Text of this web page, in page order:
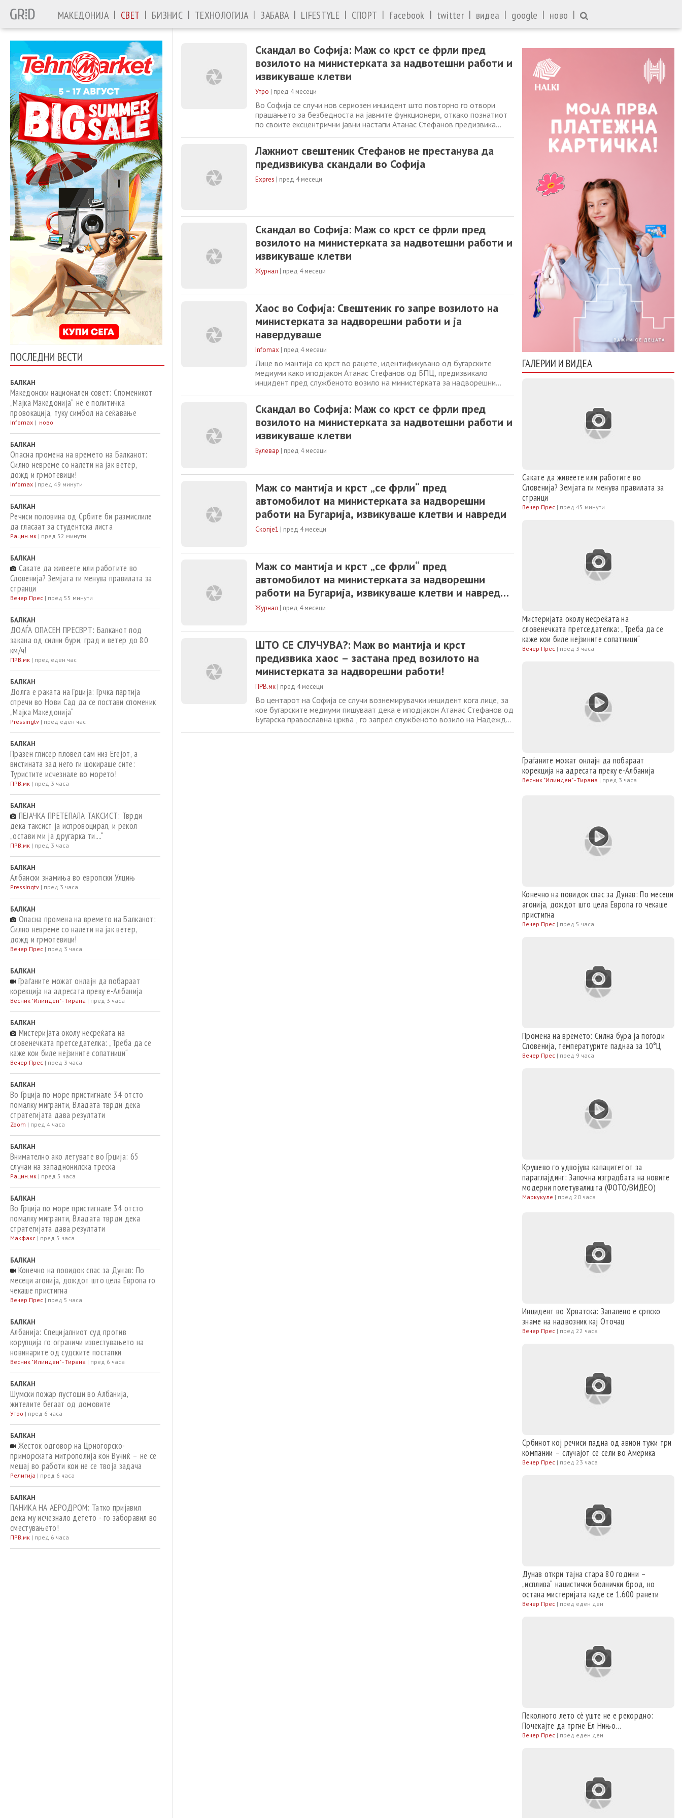
МАКЕДОНИЈА | СВЕТ | БИЗНИС | ТЕХНОЛОГИЈА | ЗАБАВА | LIFESTYLE | СПОРТ | facebook | twitter | видеа | google | ново |
ПОСЛЕДНИ ВЕСТИ
БАЛКАН
Македонски национален совет: Споменикот
„Мајка Македонија“ не е политичка
провокација, туку симбол на сеќавање
Infomax | ново
БАЛКАН
Опасна промена на времето на Балканот:
Силно невреме со налети на јак ветер,
дожд и грмотевици!
Infomax | пред 49 минути
БАЛКАН
Речиси половина од Србите би размислиле
да гласаат за студентска листа
Рацин.мк | пред 52 минути
БАЛКАН
Сакате да живеете или работите во
Словенија? Земјата ги менува правилата за
странци
Вечер Прес | пред 55 минути
БАЛКАН
ДОАЃА ОПАСЕН ПРЕСВРТ: Балканот под
закана од силни бури, град и ветер до 80
км/ч!
ПРВ.мк | пред еден час
БАЛКАН
Долга е раката на Грција: Грчка партија
спречи во Нови Сад да се постави споменик
„Мајка Македонија“
Pressingtv | пред еден час
БАЛКАН
Празен глисер пловел сам низ Егејот, а
вистината зад него ги шокираше сите:
Туристите исчезнале во морето!
ПРВ.мк | пред 3 часа
БАЛКАН
ПЕЈАЧКА ПРЕТЕПАЛА ТАКСИСТ: Тврди
дека таксист ја испровоцирал, и рекол
„остави ми ја другарка ти....“
ПРВ.мк | пред 3 часа
БАЛКАН
Aлбански знамиња во европски Улцињ
Pressingtv | пред 3 часа
БАЛКАН
Опасна промена на времето на Балканот:
Силно невреме со налети на јак ветер,
дожд и грмотевици!
Вечер Прес | пред 3 часа
БАЛКАН
Граѓаните можат онлајн да побараат
корекција на адресата преку е-Албанија
Весник "Илинден" - Тирана | пред 3 часа
БАЛКАН
Мистеријата околу несреќата на
словенечката претседателка: „Треба да се
каже кои биле нејзините сопатници“
Вечер Прес | пред 3 часа
БАЛКАН
Во Грција по море пристигнале 34 отсто
помалку мигранти, Владата тврди дека
стратегијата дава резултати
Zoom | пред 4 часа
БАЛКАН
Внимателно ако летувате во Грција: 65
случаи на западнонилска треска
Рацин.мк | пред 5 часа
БАЛКАН
Во Грција по море пристигнале 34 отсто
помалку мигранти, Владата тврди дека
стратегијата дава резултати
Макфакс | пред 5 часа
БАЛКАН
Конечно на повидок спас за Дунав: По
месеци агонија, дождот што цела Европа го
чекаше пристигна
Вечер Прес | пред 5 часа
БАЛКАН
Албанија: Специјалниот суд против
корупција го ограничи известувањето на
новинарите од судските постапки
Весник "Илинден" - Тирана | пред 6 часа
БАЛКАН
Шумски пожар пустоши во Албанија,
жителите бегаат од домовите
Утро | пред 6 часа
БАЛКАН
Жесток одговор на Црногорско-
приморската митрополија кон Вучиќ – не се
мешај во работи кои не се твоја задача
Религија | пред 6 часа
БАЛКАН
ПАНИКА НА АЕРОДРОМ: Татко пријавил
дека му исчезнало детето - го заборавил во
сместувањето!
ПРВ.мк | пред 6 часа
Скандал во Софија: Маж со крст се фрли пред
возилото на министерката за надвотешни работи и
извикуваше клетви
Утро | пред 4 месеци
Во Софија се случи нов сериозен инцидент што повторно го отвори
прашањето за безбедноста на јавните функционери, откако познатиот
по своите ексцентрични јавни настапи Атанас Стефанов предизвика
директно пред службеното
Лажниот свештеник Стефанов не престанува да
предизвикува скандали во Софија
Expres | пред 4 месеци
Скандал во Софија: Маж со крст се фрли пред
возилото на министерката за надвотешни работи и
извикуваше клетви
Журнал | пред 4 месеци
Хаос во Софија: Свештеник го запре возилото на
министерката за надворешни работи и ја
навердуваше
Infomax | пред 4 месеци
Лице во мантија со крст во рацете, идентификувано од бугарските
медиуми како иподјакон Атанас Стефанов од БПЦ, предизвикало
инцидент пред службеното возило на министерката за надворешни
спречува неговото движење. Според бугарските
Скандал во Софија: Маж со крст се фрли пред
возилото на министерката за надвотешни работи и
извикуваше клетви
Булевар | пред 4 месеци
Маж со мантија и крст „се фрли“ пред
автомобилот на министерката за надворешни
работи на Бугарија, извикуваше клетви и навреди
Скопје1 | пред 4 месеци
Маж со мантија и крст „се фрли“ пред
автомобилот на министерката за надворешни
работи на Бугарија, извикуваше клетви и навреди
објави Скопје1.мк
Журнал | пред 4 месеци
ШТО СЕ СЛУЧУВА?: Маж во мантија и крст
предизвика хаос – застана пред возилото на
министерката за надворешни работи!
ПРВ.мк | пред 4 месеци
Во центарот на Софија се случи вознемирувачки инцидент кога лице, за
кое бугарските медиуми пишуваат дека е иподјакон Атанас Стефанов од
Бугарска православна црква , го запрел службеното возило на Надежда
ГАЛЕРИИ И ВИДЕА
Сакате да живеете или работите во
Словенија? Земјата ги менува правилата за
странци
Вечер Прес | пред 45 минути
Мистеријата околу несреќата на
словенечката претседателка: „Треба да се
каже кои биле нејзините сопатници“
Вечер Прес | пред 3 часа
Граѓаните можат онлајн да побараат
корекција на адресата преку е-Албанија
Весник "Илинден" - Тирана | пред 3 часа
Конечно на повидок спас за Дунав: По месеци
агонија, дождот што цела Европа го чекаше
пристигна
Вечер Прес | пред 5 часа
Промена на времето: Силна бура ја погоди
Словенија, температурите паднаа за 10°Ц
Вечер Прес | пред 9 часа
Крушево го удвојува капацитетот за
параглајдинг: Започна изградбата на новите
модерни полетувалишта (ФОТО/ВИДЕО)
Маркукуле | пред 20 часа
Инцидент во Хрватска: Запалено е српско
знаме на надвозник кај Оточац
Вечер Прес | пред 22 часа
Србинот кој речиси падна од авион тужи три
компании – случајот се сели во Америка
Вечер Прес | пред 23 часа
Дунав откри тајна стара 80 години –
„исплива“ нацистички болнички брод, но
остана мистеријата каде се 1.600 ранети
Вечер Прес | пред еден ден
Пеколното лето сè уште не е рекордно:
Почекајте да тргне Ел Нињо…
Вечер Прес | пред еден ден